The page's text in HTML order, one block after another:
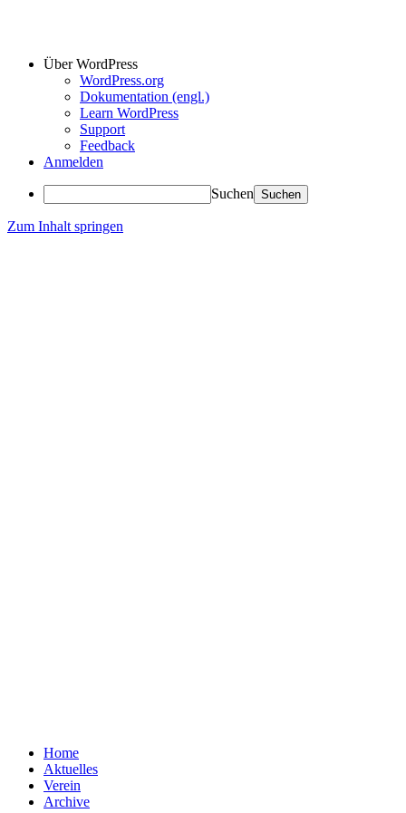
Über WordPress
WordPress.org
Dokumentation (engl.)
Learn WordPress
Support
Feedback
Anmelden
Suchen
Zum Inhalt springen
Home
Aktuelles
Verein
Archive